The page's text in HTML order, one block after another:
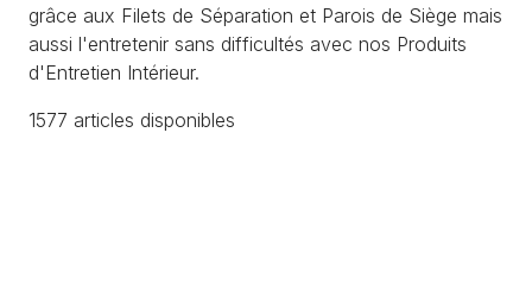
grâce aux Filets de Séparation et Parois de Siège mais
aussi l'entretenir sans difficultés avec nos Produits
d'Entretien Intérieur.
1577 articles disponibles